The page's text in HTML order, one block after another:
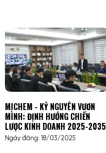
MICHEM - KỶ NGUYÊN VƯƠN
MÌNH: ĐỊNH HƯỚNG CHIẾN
LƯỢC KINH DOANH 2025-2035
Ngày đăng: 18/03/2025